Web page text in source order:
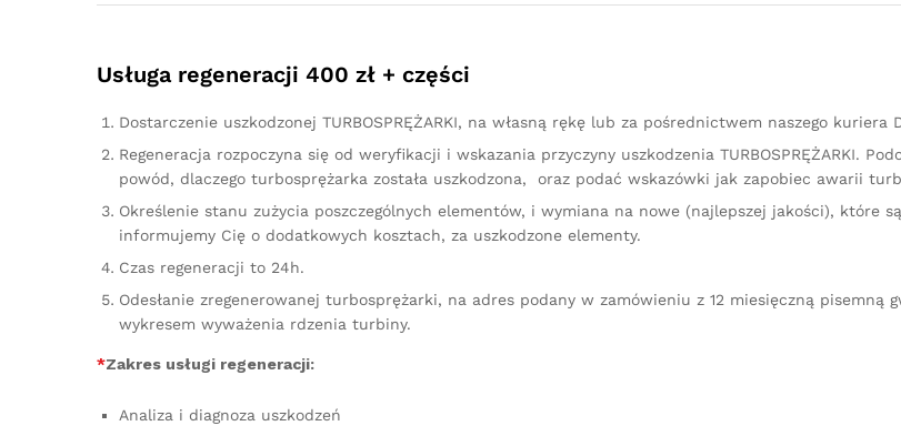
Usługa regeneracji 400 zł + części
Dostarczenie uszkodzonej TURBOSPRĘŻARKI, na własną rękę lub za pośrednictwem naszego
Regeneracja rozpoczyna się od weryfikacji i wskazania przyczyny uszkodzenia TURBOSPRĘŻARKI.
powód, dlaczego turbosprężarka została uszkodzona, oraz podać wskazówki jak zapobiec awarii
Określenie stanu zużycia poszczególnych elementów, i wymiana na nowe (najlepszej jakości), które
informujemy Cię o dodatkowych kosztach, za uszkodzone elementy.
Czas regeneracji to 24h.
Odesłanie zregenerowanej turbosprężarki, na adres podany w zamówieniu z 12 miesięczną
wykresem wyważenia rdzenia turbiny.
*Zakres usługi regeneracji:
Analiza i diagnoza uszkodzeń